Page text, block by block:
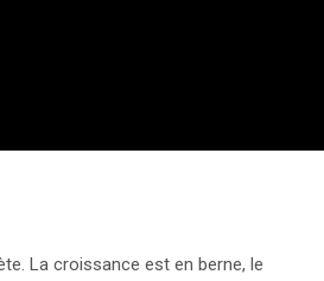
La croissance est en berne, le